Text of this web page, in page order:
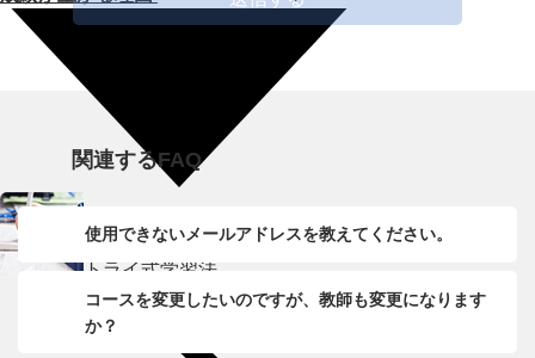
トライ式学習法
関連するFAQ
使用できないメールアドレスを教えてください。
コースを変更したいのですが、教師も変更になります
か？